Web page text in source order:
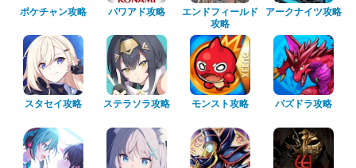
ポケチャン攻略 パワアド攻略
エンドフィールド
攻略
アークナイツ攻略
スタセイ攻略 ステラソラ攻略 モンスト攻略 パズドラ攻略